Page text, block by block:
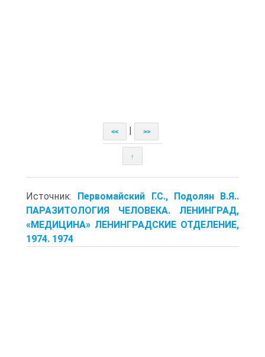
<< >>
↑
Источник: Первомайский Г.С., Подолян В.Я..
ПАРАЗИТОЛОГИЯ ЧЕЛОВЕКА. ЛЕНИНГРАД,
«МЕДИЦИНА» ЛЕНИНГРАДСКИЕ ОТДЕЛЕНИЕ,
1974. 1974